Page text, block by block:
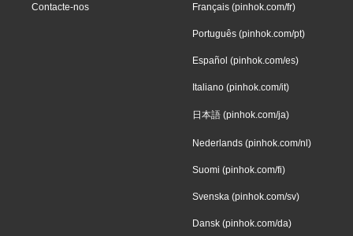
Contacte-nos Français (pinhok.com/fr)
Português (pinhok.com/pt)
Español (pinhok.com/es)
Italiano (pinhok.com/it)
日本語 (pinhok.com/ja)
Nederlands (pinhok.com/nl)
Suomi (pinhok.com/fi)
Svenska (pinhok.com/sv)
Dansk (pinhok.com/da)